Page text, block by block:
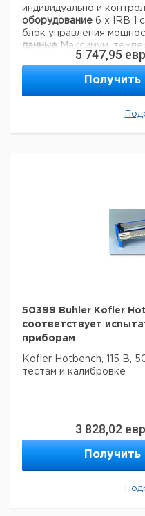
Вес брутто:
индивидуально и
оборудование 6 х IRB 1
блок управления
данные Максимум.
Мощность обогрева: 6
х 60 х 60 ммКонтроль
регуляторов от 0 до
окружающей среды: 30
Версия 115 В
Размеры
ммВес: 9 кг
Напряжение питания:
отличаться)
Страна происхождения:
5 747,95
50399 Buhler Kofler
соответствует
приборам
Kofler Hotbench, 115 В,
тестам и калибровке
3 828,02